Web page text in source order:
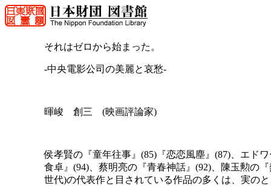
それはゼロから始まった。
-中央電影公司の美麗と哀愁-
暉峻 創三 (映画評論家)
侯孝賢の『童年往事』(85)『恋恋風塵』(87)、エド
食卓』(94)、蔡明亮の『青春神話』(92)、陳玉勲
世代)の代表作と目されている作品の多くは、実の